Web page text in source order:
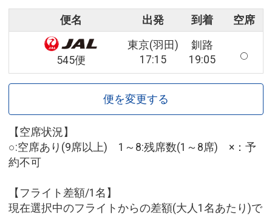
便名 出発 到着 空席
545便
東京(羽田)
17:15
釧路
19:05
便を変更する
【空席状況】
○:空席あり(9席以上) 1～8:残席数(1～8席) ×：予
約不可
【フライト差額/1名】
現在選択中のフライトからの差額(大人1名あたり)で